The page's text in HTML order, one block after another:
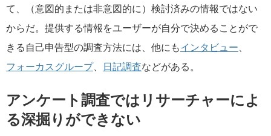
て、（意図的または非意図的に）検討済みの情報ではない
からだ。提供する情報をユーザーが自分で決めることがで
きる自己申告型の調査方法には、他にもインタビュー、
フォーカスグループ、 日記調査などがある。
アンケート調査ではリサーチャーによ
る深掘りができない